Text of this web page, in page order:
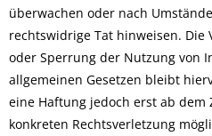
überwachen oder nach
rechtswidrige Tat hinweisen.
oder Sperrung der Nutzung von
allgemeinen Gesetzen bleibt
eine Haftung jedoch erst ab
konkreten Rechtsverletzung